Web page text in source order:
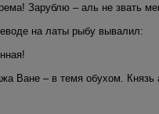
Зарублю – аль не звать
на латы рыбу вывалил:
Ване – в темя обухом. Князь